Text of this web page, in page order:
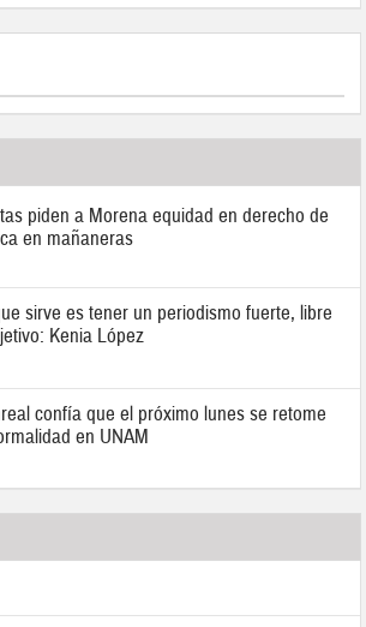
piden a Morena equidad en derecho de
en mañaneras
sirve es tener un periodismo fuerte, libre
Kenia López
confía que el próximo lunes se retome
en UNAM